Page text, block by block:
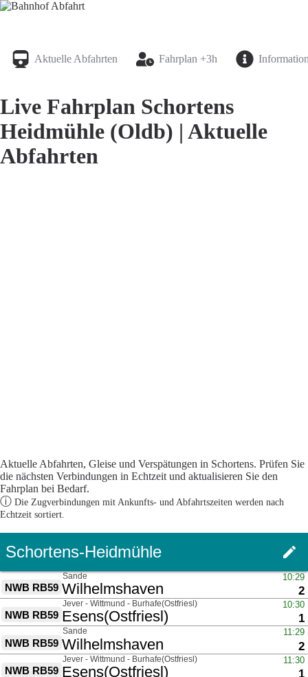
Aktuelle Abfahrten Fahrplan +3h
Live Fahrplan Schortens
Heidmühle (Oldb) | Aktuelle
Abfahrten
Aktuelle Abfahrten, Gleise und Verspätungen in Schortens. Prüfen Sie
die nächsten Verbindungen in Echtzeit und aktualisieren Sie den
Fahrplan bei Bedarf.
ⓘ Die Zugverbindungen mit Ankunfts- und Abfahrtszeiten werden nach
Echtzeit sortiert.